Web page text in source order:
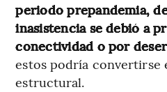
periodo prepandemia,
inasistencia se debió a
conectividad o por
estos podría convertirse
estructural.